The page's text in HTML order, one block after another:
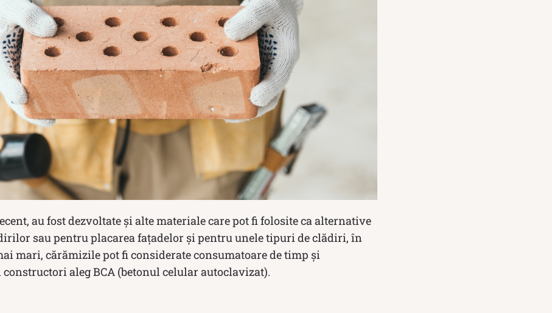
au fost dezvoltate și alte materiale care pot fi folosite ca alternative
sau pentru placarea fațadelor și pentru unele tipuri de clădiri, în
mari, cărămizile pot fi considerate consumatoare de timp și
aleg BCA (betonul celular autoclavizat).